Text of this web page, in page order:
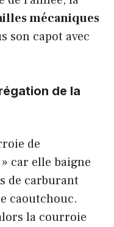
mécaniques
son capot avec
de la
de
car elle baigne
de carburant
caoutchouc.
la courroie